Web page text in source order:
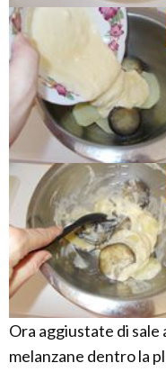
Ora aggiustate di
melanzane dentro la